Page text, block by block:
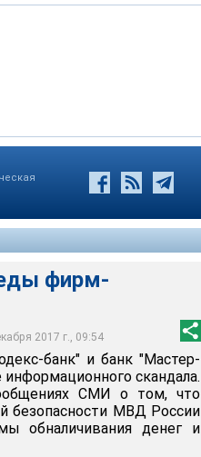
фирм-
2017 г., 09:54
капитале", которые
- непонятно"
банк" и банк "Мастер-
информационного скандала.
СМИ о том, что
безопасности МВД России
обналичивания денег и